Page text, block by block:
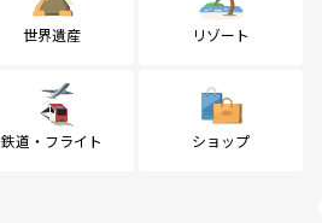
世界遺産 リゾート
鉄道・フライト ショップ